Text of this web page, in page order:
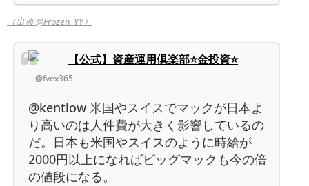
（出典 @Frozen_YY）
【公式】資産運用倶楽部⭐️金投資⭐️
@fvex365
@kentlow 米国やスイスでマックが日本よ
り高いのは人件費が大きく影響しているの
だ。日本も米国やスイスのように時給が
2000円以上になればビッグマックも今の倍
の値段になる。